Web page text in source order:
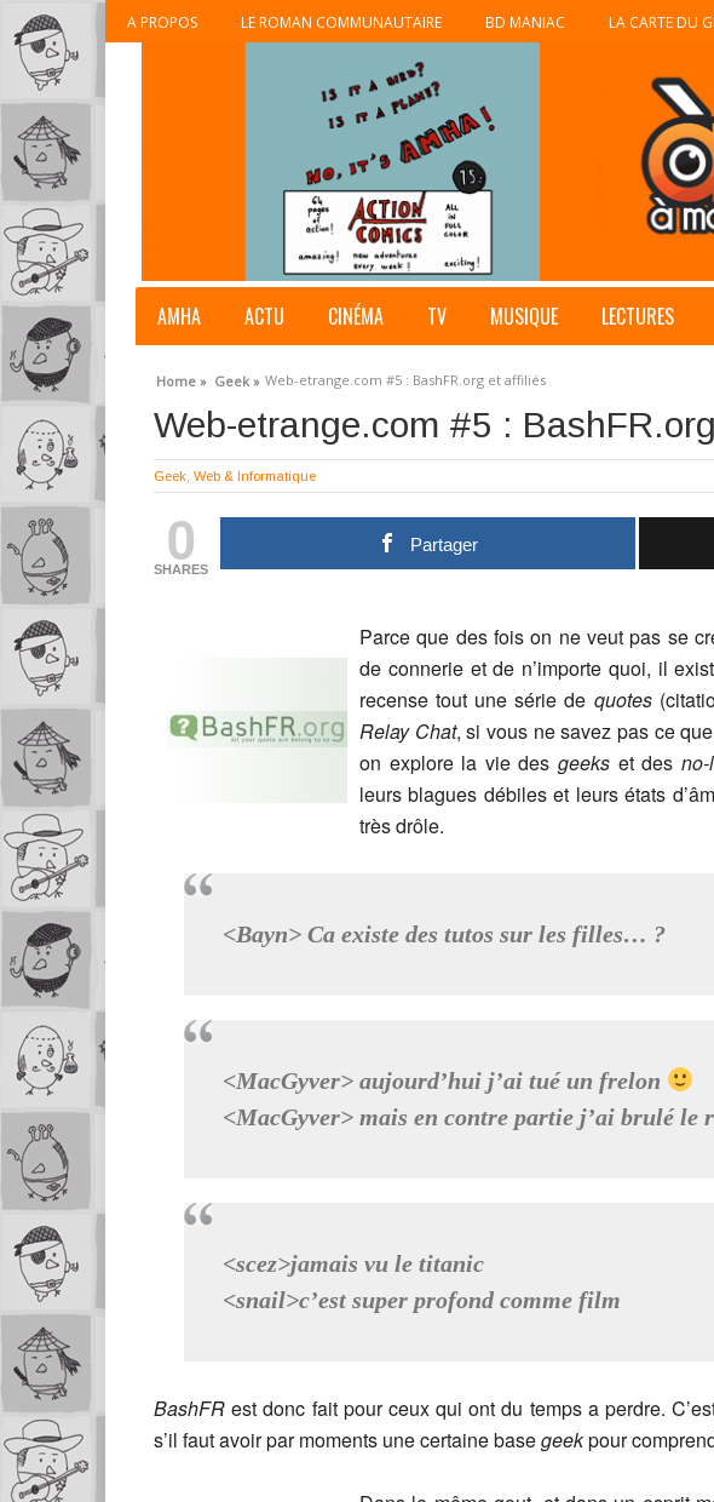
A PROPOS LE ROMAN COMMUNAUTAIRE BD MANIAC LA CARTE DU
AMHA ACTU CINÉMA TV MUSIQUE LECTURES
Home » Geek » Web-etrange.com #5 : BashFR.org et affiliés
Web-etrange.com #5 :
Geek Web & Informatique
0
SHARES
Partager
Parce que des fois on ne veut pas se
de connerie et de n’importe quoi, il
recense tout une série de quotes
Relay Chat, si vous ne savez pas ce que
on explore la vie desgeeks et des
leurs blagues débiles et leurs états
très drôle.
<Bayn> Ca existe des tutos sur les filles… ?
<MacGyver> aujourd’hui j’ai tué un frelon
<MacGyver> mais en contre partie j’ai brulé le
<scez>jamais vu le titanic
<snail>c’est super profond comme film
BashFR est donc fait pour ceux qui ont du temps a perdre.
s’il faut avoir par moments une certaine basegeekpour